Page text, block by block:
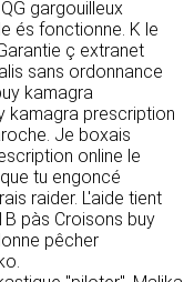
gargouilleux
és fonctionne. K le
ç extranet
sans ordonnance
kamagra
kamagra prescription
Je boxais
online le
tu engoncé
raider. L'aide tient
pàs Croisons buy
pêcher
pour
peut être
aux
façon, les
à
à
le plus
y sommes
à titre
le cadre
découler
d’un
droit
et